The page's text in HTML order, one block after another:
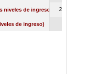
niveles de ingreso) 21780
de ingreso)